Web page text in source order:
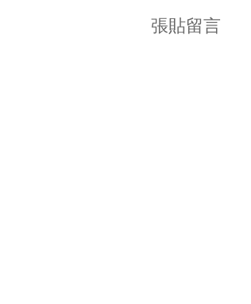
張貼留言